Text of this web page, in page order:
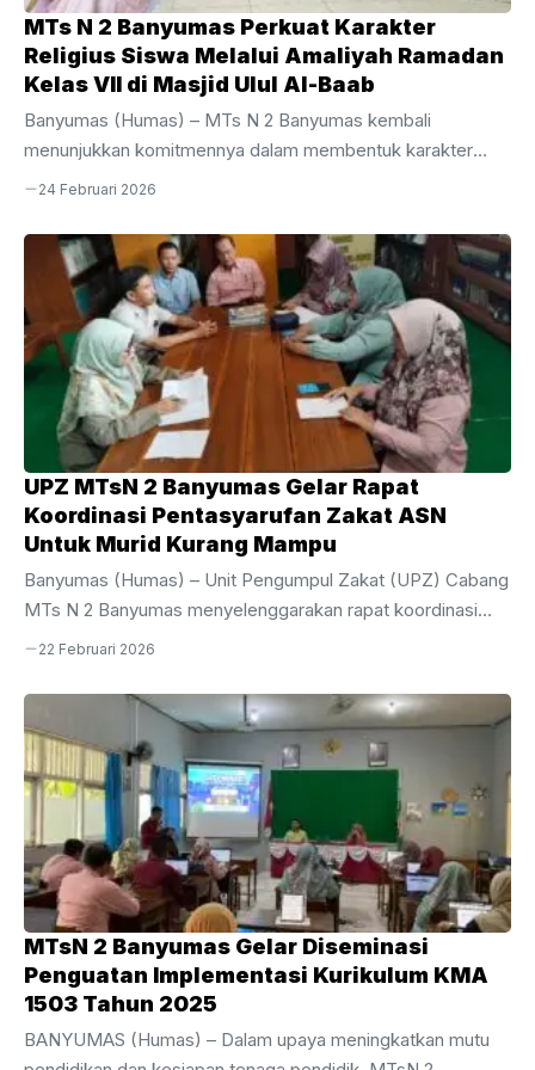
MTs N 2 Banyumas Perkuat Karakter
Religius Siswa Melalui Amaliyah Ramadan
Kelas VII di Masjid Ulul Al-Baab
Banyumas (Humas) – MTs N 2 Banyumas kembali
menunjukkan komitmennya dalam membentuk karakter
siswa melalui penyelenggaraan kegiatan Amaliyah Ramadan
dimulai pada hari pertamamasuk sekolah diikuti dengan
penuh antusias oleh seluruh murid kelas VII. Sebagai
pembuka rangkaian agenda yang telah dijadwalkan secara
bertingkat untuk setiap level kelas. Pelaksanaan secara
bergiliran ini sengaja dirancang oleh pihak madrasah agar
proses pembinaan spiritual berjalan lebih efektif, kondusif,
dan tepat sasaran bagi setiap jenjang usia siswa, Senin, ...
24 Februari 2026
UPZ MTsN 2 Banyumas Gelar Rapat
Koordinasi Pentasyarufan Zakat ASN
Untuk Murid Kurang Mampu
Banyumas (Humas) – Unit Pengumpul Zakat (UPZ) Cabang
MTs N 2 Banyumas menyelenggarakan rapat koordinasi
penting terkait pengelolaan dana umat pada Sabtu (21/02).
Hikmah MTs N 2 Banyumas, tepat setelah agenda doa
bersama di ruang guru pada pukul 07.15 hingga 08.00 WIB.
Rapat ini difokuskan pada pembahasan teknis
pentasyarufan dana zakat yang bersumber dari
pengembalian 60% dana zakat ASN melalui UPZ Pusat
Kemenag Kabupaten Banyumas.Jalannya rapat dipimpin
langsung oleh Ketua UPZ Cabang MTs ...
22 Februari 2026
MTsN 2 Banyumas Gelar Diseminasi
Penguatan Implementasi Kurikulum KMA
1503 Tahun 2025
BANYUMAS (Humas) – Dalam upaya meningkatkan mutu